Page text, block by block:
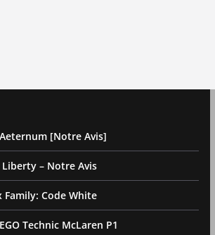
[Notre Avis]
– Notre Avis
Family: Code White
Technic McLaren P1